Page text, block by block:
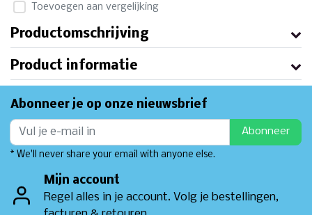
Toevoegen aan vergelijking
Productomschrijving
Product informatie
Abonneer je op onze nieuwsbrief
Abonneer
* We'll never share your email with anyone else.
Mijn account
Regel alles in je account. Volg je bestellingen,